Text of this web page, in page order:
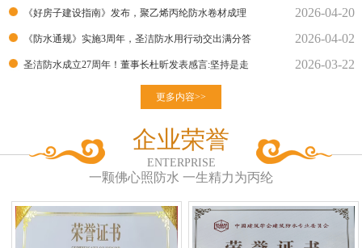
部门的检测报告
《好房子建设指南》发布，聚乙烯丙纶防水卷材成理
想建材
2026-04-20
《防水通规》实施3周年，圣洁防水用行动交出满分答
卷
2026-04-02
圣洁防水成立27周年！董事长杜昕发表感言:坚持是走 2026-03-22
更多内容>>
企业荣誉
ENTERPRISE
一颗佛心照防水 一生精力为丙纶